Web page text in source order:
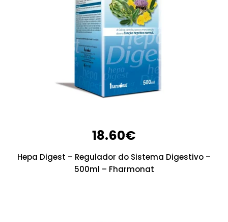
18.60€
Hepa Digest – Regulador do Sistema Digestivo –
500ml – Fharmonat